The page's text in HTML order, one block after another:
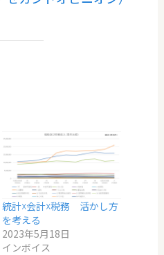
統計☓会計☓税務 活かし方
を考える
2023年5月18日
インボイス